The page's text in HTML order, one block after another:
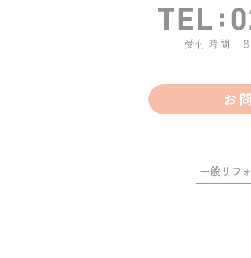
一般リフ